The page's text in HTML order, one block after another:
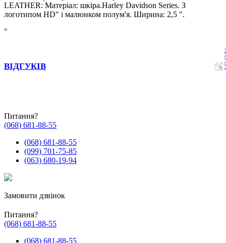
LEATHER: Матеріал: шкіра.Harley Davidson Series. З
логотипом HD" і малюнком полум'я. Ширина: 2,5 ".
"
ВІДГУКІВ
Питання?
(068) 681-88-55
(068) 681-88-55
(099) 701-75-85
(063) 680-19-94
Замовити дзвінок
Питання?
(068) 681-88-55
(068) 681-88-55